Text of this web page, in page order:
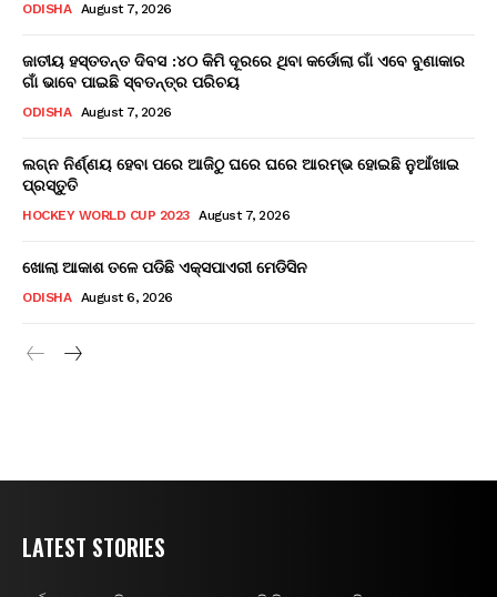
ODISHA August 7, 2026
ଜାତୀୟ ହସ୍ତତନ୍ତ ଦିବସ :୪୦ କିମି ଦୂରରେ ଥିବା କର୍ଡୋଲା ଗାଁ ଏବେ ବୁଣାକାର
ଗାଁ ଭାବେ ପାଇଛି ସ୍ବତନ୍ତ୍ର ପରିଚୟ
ODISHA August 7, 2026
ଲଗ୍ନ ନିର୍ଣ୍ଣୟ ହେବା ପରେ ଆଜିଠୁ ଘରେ ଘରେ ଆରମ୍ଭ ହୋଇଛି ନୁଆଁଖାଇ
ପ୍ରସ୍ତୁତି
HOCKEY WORLD CUP 2023 August 7, 2026
ଖୋଲା ଆକାଶ ତଳେ ପଡିଛି ଏକ୍ସପାଏରୀ ମେଡିସିନ
ODISHA August 6, 2026
LATEST STORIES